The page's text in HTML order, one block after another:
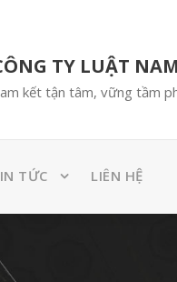
TY LUẬT
kết tận tâm, vững tầm
TỨC LIÊN HỆ